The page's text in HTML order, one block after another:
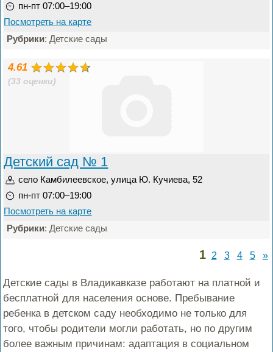
пн-пт 07:00–19:00
Посмотреть на карте
Рубрики: Детские сады
4.61
(33 оценки)
Детский сад № 1
село Камбилеевское, улица Ю. Кучиева, 52
пн-пт 07:00–19:00
Посмотреть на карте
Рубрики: Детские сады
1 2 3 4 5 »
Детские сады в Владикавказе работают на платной и
бесплатной для населения основе. Пребывание
ребенка в детском саду необходимо не только для
того, чтобы родители могли работать, но по другим
более важным причинам: адаптация в социальном